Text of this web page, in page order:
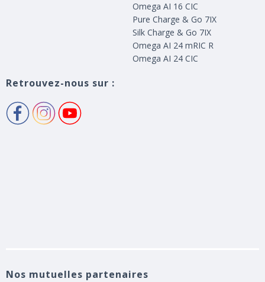
Omega AI 16 CIC
Pure Charge & Go 7IX
Silk Charge & Go 7IX
Omega AI 24 mRIC R
Omega AI 24 CIC
Retrouvez-nous sur :
Nos mutuelles partenaires